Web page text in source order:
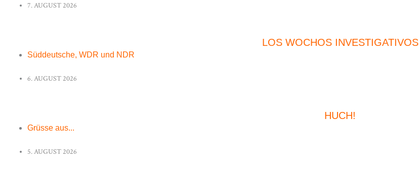
7. AUGUST 2026
LOS WOCHOS INVESTIGATIVOS
Süddeutsche, WDR und NDR
6. AUGUST 2026
HUCH!
Grüsse aus...
5. AUGUST 2026